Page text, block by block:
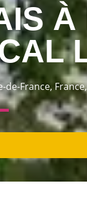
À
France,